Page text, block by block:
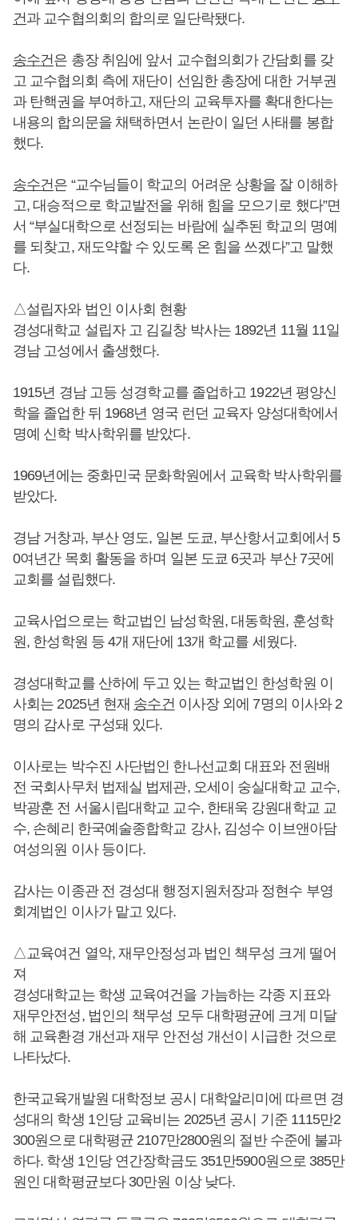
건과 교수협의회의 합의로 일단락됐다.
송수건은 총장 취임에 앞서 교수협의회가 간담회를 갖
고 교수협의회 측에 재단이 선임한 총장에 대한 거부권
과 탄핵권을 부여하고, 재단의 교육투자를 확대한다는
내용의 합의문을 채택하면서 논란이 일던 사태를 봉합
했다.
송수건은 “교수님들이 학교의 어려운 상황을 잘 이해하
고, 대승적으로 학교발전을 위해 힘을 모으기로 했다”면
서 “부실대학으로 선정되는 바람에 실추된 학교의 명예
를 되찾고, 재도약할 수 있도록 온 힘을 쓰겠다”고 말했
다.
△설립자와 법인 이사회 현황
경성대학교 설립자 고 김길창 박사는 1892년 11월 11일
경남 고성에서 출생했다.
1915년 경남 고등 성경학교를 졸업하고 1922년 평양신
학을 졸업한 뒤 1968년 영국 런던 교육자 양성대학에서
명예 신학 박사학위를 받았다.
1969년에는 중화민국 문화학원에서 교육학 박사학위를
받았다.
경남 거창과, 부산 영도, 일본 도쿄, 부산항서교회에서 5
0여년간 목회 활동을 하며 일본 도쿄 6곳과 부산 7곳에
교회를 설립했다.
교육사업으로는 학교법인 남성학원, 대동학원, 훈성학
원, 한성학원 등 4개 재단에 13개 학교를 세웠다.
경성대학교를 산하에 두고 있는 학교법인 한성학원 이
사회는 2025년 현재 송수건 이사장 외에 7명의 이사와 2
명의 감사로 구성돼 있다.
이사로는 박수진 사단법인 한나선교회 대표와 전원배
전 국회사무처 법제실 법제관, 오세이 숭실대학교 교수,
박광훈 전 서울시립대학교 교수, 한태욱 강원대학교 교
수, 손혜리 한국예술종합학교 강사, 김성수 이브앤아담
여성의원 이사 등이다.
감사는 이종관 전 경성대 행정지원처장과 정현수 부영
회계법인 이사가 맡고 있다.
△교육여건 열악, 재무안정성과 법인 책무성 크게 떨어
져
경성대학교는 학생 교육여건을 가늠하는 각종 지표와
재무안전성, 법인의 책무성 모두 대학평균에 크게 미달
해 교육환경 개선과 재무 안전성 개선이 시급한 것으로
나타났다.
한국교육개발원 대학정보 공시 대학알리미에 따르면 경
성대의 학생 1인당 교육비는 2025년 공시 기준 1115만2
300원으로 대학평균 2107만2800원의 절반 수준에 불과
하다. 학생 1인당 연간장학금도 351만5900원으로 385만
원인 대학평균보다 30만원 이상 낮다.